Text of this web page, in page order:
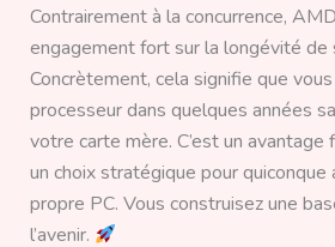
Contrairement à la concurrence,
engagement fort sur la longévité de
Concrètement, cela signifie que
processeur dans quelques années
votre carte mère. C’est un avantage
un choix stratégique pour quiconque
propre PC. Vous construisez une
l’avenir.